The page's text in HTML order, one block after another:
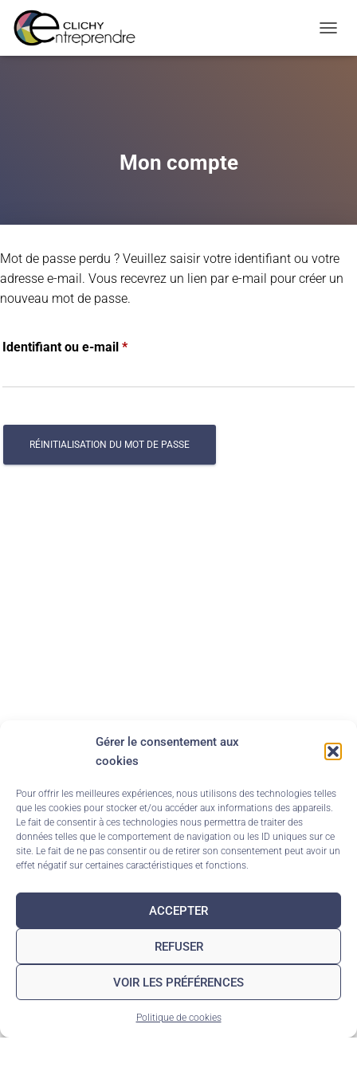
Gérer le consentement aux
cookies
Pour offrir les meilleures expériences, nous utilisons des technologies telles
que les cookies pour stocker et/ou accéder aux informations des appareils.
Le fait de consentir à ces technologies nous permettra de traiter des
données telles que le comportement de navigation ou les ID uniques sur ce
site. Le fait de ne pas consentir ou de retirer son consentement peut avoir un
effet négatif sur certaines caractéristiques et fonctions.
ACCEPTER
REFUSER
VOIR LES PRÉFÉRENCES
Politique de cookies
Warning: Constant WP_CRON_LOCK_TIMEOUT already defined in
/htdocs/wp-config.phpon line
Mon compte
Mot de passe perdu ? Veuillez saisir votre identifiant ou votre
adresse e-mail. Vous recevrez un lien par e-mail pour créer un
nouveau mot de passe.
Identifiant ou e-mail *
RÉINITIALISATION DU MOT DE PASSE